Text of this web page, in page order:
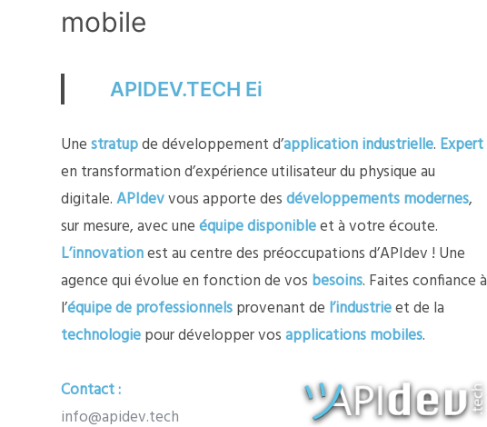
mobile
APIDEV.TECH Ei
Unestratupde développement d’application industrielle. Expert
en transformation d’expérience utilisateur du physique au
digitale.APIdevvous apporte desdéveloppements modernes,
sur mesure, avec uneéquipe disponibleet à votre écoute.
L’innovationest au centre des préoccupations d’APIdev ! Une
agence qui évolue en fonction de vos besoins. Faites confiance à
l’équipe de professionnelsprovenant de l’industrieet de la
technologiepour développer vosapplications mobiles.
Contact :
info@apidev.tech